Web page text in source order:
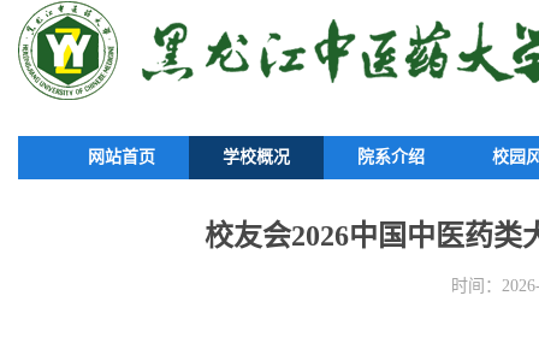
网站首页 学校概况 院系介绍 校园
校友会2026中国中医药
时间：